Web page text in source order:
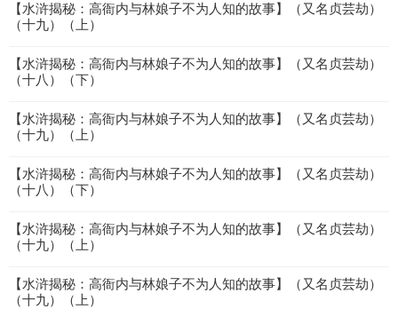
【水浒揭秘：高衙内与林娘子不为人知的故事】（又名贞芸劫）
（十九）（上）
【水浒揭秘：高衙内与林娘子不为人知的故事】（又名贞芸劫）
（十八）（下）
【水浒揭秘：高衙内与林娘子不为人知的故事】（又名贞芸劫）
（十九）（上）
【水浒揭秘：高衙内与林娘子不为人知的故事】（又名贞芸劫）
（十八）（下）
【水浒揭秘：高衙内与林娘子不为人知的故事】（又名贞芸劫）
（十九）（上）
【水浒揭秘：高衙内与林娘子不为人知的故事】（又名贞芸劫）
（十九）（上）